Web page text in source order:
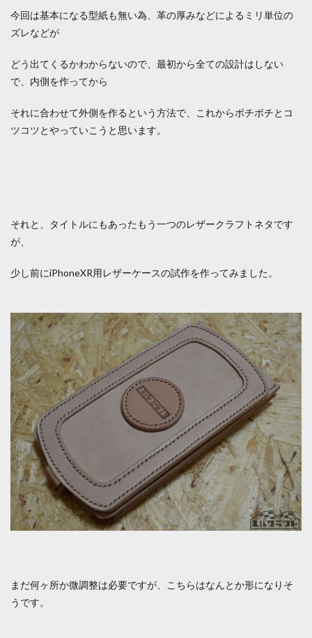
今回は基本になる型紙も無い為、革の厚みなどによるミリ単位の
ズレなどが
どう出てくるかわからないので、最初から全ての設計はしない
で、内側を作ってから
それに合わせて外側を作るという方法で、これからボチボチとコ
ツコツとやっていこうと思います。
それと、タイトルにもあったもう一つのレザークラフトネタです
が、
少し前にiPhoneXR用レザーケースの試作を作ってみました。
まだ何ヶ所か微調整は必要ですが、こちらはなんとか形になりそ
うです。